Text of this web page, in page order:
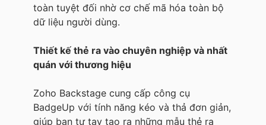
toàn tuyệt đối nhờ cơ chế mã hóa toàn bộ
dữ liệu người dùng.
Thiết kế thẻ ra vào chuyên nghiệp và nhất
quán với thương hiệu
Zoho Backstage cung cấp công cụ
BadgeUp với tính năng kéo và thả đơn giản,
giúp bạn tự tay tạo ra những mẫu thẻ ra